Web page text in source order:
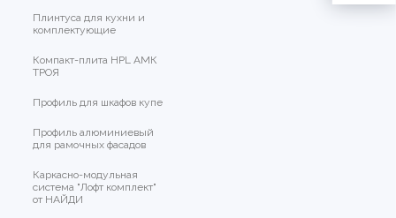
Плинтуса для кухни и
комплектующие
Компакт-плита HPL АМК
ТРОЯ
Профиль для шкафов купе
Профиль алюминиевый
для рамочных фасадов
Каркасно-модульная
система "Лофт комплект"
от НАЙДИ